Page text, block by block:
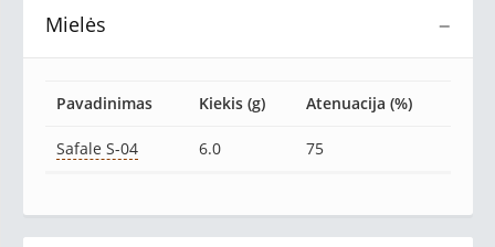
−
Mielės
Pavadinimas Kiekis (g) Atenuacija (%)
Safale S-04 6.0 75